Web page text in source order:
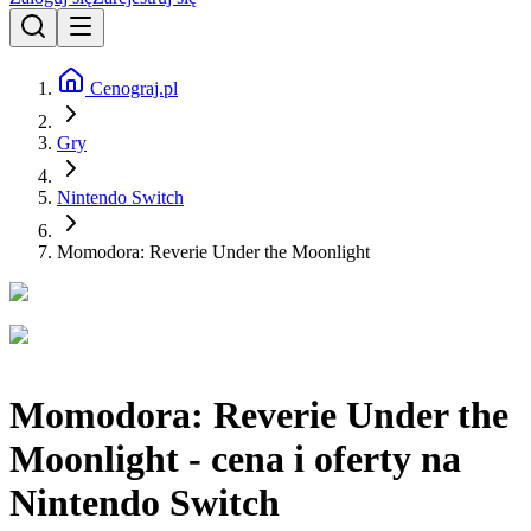
Cenograj.pl
Gry
Nintendo Switch
Momodora: Reverie Under the Moonlight
Momodora: Reverie Under the
Moonlight - cena i oferty na
Nintendo Switch